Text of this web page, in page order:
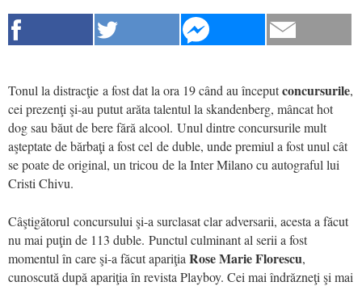
Tonul la distracţie a fost dat la ora 19 când au începutconcursurile,
cei prezenţi şi-au putut arăta talentul la skandenberg, mâncat hot
dog sau băut de bere fără alcool. Unul dintre concursurile mult
aşteptate de bărbaţi a fost cel de duble, unde premiul a fost unul cât
se poate de original, un tricou de la Inter Milano cu autograful lui
Cristi Chivu.
Câştigătorul concursului şi-a surclasat clar adversarii, acesta a făcut
nu mai puţin de 113 duble. Punctul culminant al serii a fost
momentul în care şi-a făcut apariţia Rose Marie Florescu,
cunoscută după apariţia în revista Playboy. Cei mai îndrăzneţi şi mai